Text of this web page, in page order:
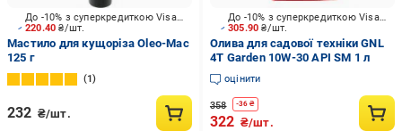
220.40₴/шт.
До -10% з суперкредиткою Visa Вигода
Мастило для кущоріза Oleo-Mac
125 г
1
232 ₴/шт.
305.90₴/шт.
До -10% з суперкредиткою Visa Вигода
Олива для садової техніки GNL
4T Garden 10W-30 API SM 1 л
оцінити
358 -36 ₴
322 ₴/шт.